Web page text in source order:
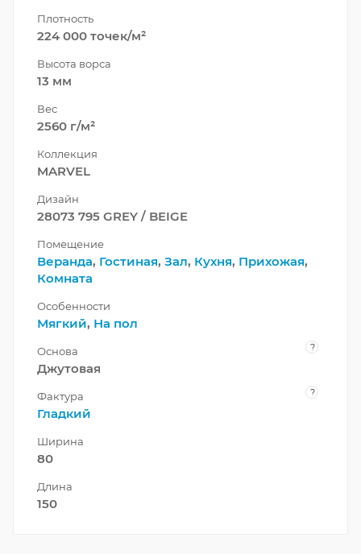
Плотность
224 000 точек/м²
Высота ворса
13 мм
Вес
2560 г/м²
Коллекция
MARVEL
Дизайн
28073 795 GREY / BEIGE
Помещение
Веранда, Гостиная, Зал, Кухня, Прихожая,
Комната
Особенности
Мягкий, На пол
Основа ?
Джутовая
Фактура ?
Гладкий
Ширина
80
Длина
150